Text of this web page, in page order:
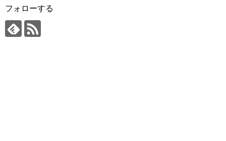
フォローする